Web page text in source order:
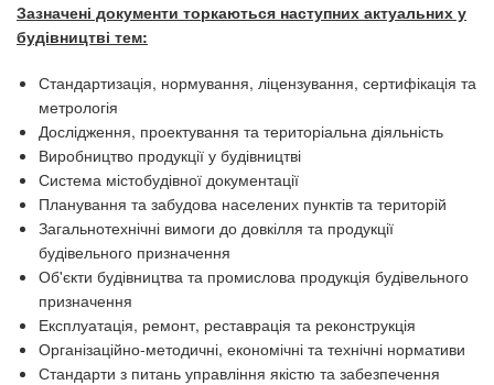
Зазначені документи торкаються наступних актуальних у
будівництві тем:
Стандартизація, нормування, ліцензування, сертифікація та
метрологія
Дослідження, проектування та територіальна діяльність
Виробництво продукції у будівництві
Система містобудівної документації
Планування та забудова населених пунктів та територій
Загальнотехнічні вимоги до довкілля та продукції
будівельного призначення
Об'єкти будівництва та промислова продукція будівельного
призначення
Експлуатація, ремонт, реставрація та реконструкція
Організаційно-методичні, економічні та технічні нормативи
Стандарти з питань управління якістю та забезпечення